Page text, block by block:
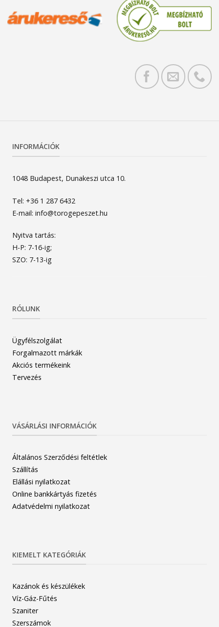
INFORMÁCIÓK
1048 Budapest, Dunakeszi utca 10.
Tel: +36 1 287 6432
E-mail: info@torogepeszet.hu
Nyitva tartás:
H-P: 7-16-ig;
SZO: 7-13-ig
RÓLUNK
Ügyfélszolgálat
Forgalmazott márkák
Akciós termékeink
Tervezés
VÁSÁRLÁSI INFORMÁCIÓK
Általános Szerződési feltétlek
Szállítás
Elállási nyilatkozat
Online bankkártyás fizetés
Adatvédelmi nyilatkozat
KIEMELT KATEGÓRIÁK
Kazánok és készülékek
Víz-Gáz-Fűtés
Szaniter
Szerszámok